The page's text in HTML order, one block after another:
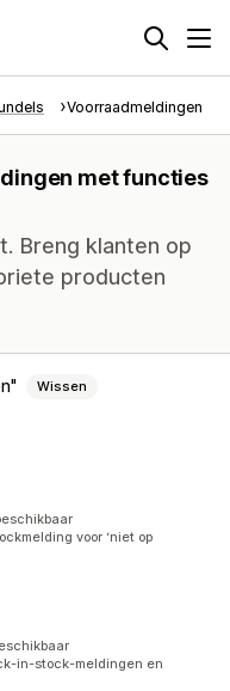
Voorraadmeldingen
met functies
Breng klanten op
producten
Wissen
voor ‘niet op
in-stock-meldingen en